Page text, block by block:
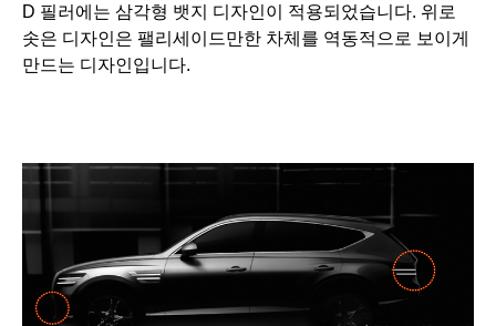
D 필러에는 삼각형 뱃지 디자인이 적용되었습니다. 위로
솟은 디자인은 팰리세이드만한 차체를 역동적으로 보이게
만드는 디자인입니다.